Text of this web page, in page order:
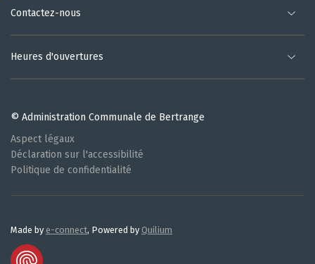
Contactez-nous
Heures d'ouvertures
© Administration Communale de Bertrange
Aspect légaux
Déclaration sur l'accessibilité
Politique de confidentialité
Made by e-connect, Powered by Quilium